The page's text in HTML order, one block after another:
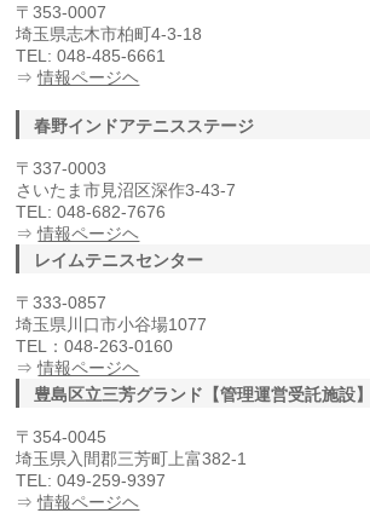
〒353-0007
埼玉県志木市柏町4-3-18
TEL: 048-485-6661
⇒情報ページヘ
春野インドアテニスステージ
〒337-0003
さいたま市見沼区深作3-43-7
TEL: 048-682-7676
⇒情報ページヘ
レイムテニスセンター
〒333-0857
埼玉県川口市小谷場1077
TEL：048-263-0160
⇒情報ページヘ
豊島区立三芳グランド【管理運営受託施設】
〒354-0045
埼玉県入間郡三芳町上富382-1
TEL: 049-259-9397
⇒情報ページヘ